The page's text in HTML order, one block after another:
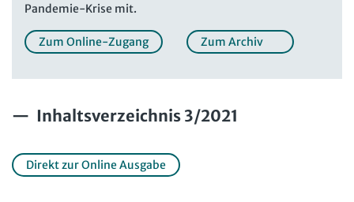
Pandemie-Krise mit.
Zum Online-Zugang Zum Archiv
Inhaltsverzeichnis 3/2021
Direkt zur Online Ausgabe